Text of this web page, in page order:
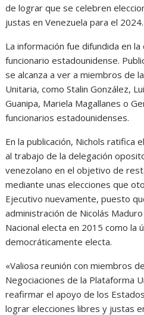
de lograr que se celebren
justas en Venezuela para el 2024.
La información fue difundida en
funcionario estadounidense.
se alcanza a ver a miembros de
Unitaria, como Stalin González,
Guanipa, Mariela Magallanes o
funcionarios estadounidenses.
En la publicación, Nichols ratifica
al trabajo de la delegación
venezolano en el objetivo de
mediante unas elecciones que
Ejecutivo nuevamente, puesto
administración de Nicolás
Nacional electa en 2015 como la
democráticamente electa.
«Valiosa reunión con miembros
Negociaciones de la Plataforma
reafirmar el apoyo de los
lograr elecciones libres y justas